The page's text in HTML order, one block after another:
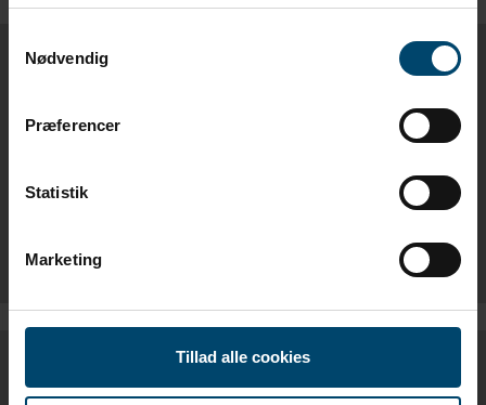
Nødvendig
Præferencer
Statistik
Marketing
Tillad alle cookies
MONTAGEVEJLEDNING